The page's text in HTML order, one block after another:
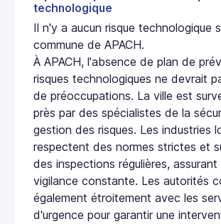
technologique
Il n'y a aucun risque technologique
commune de APACH.
À APACH, l'absence de plan de
risques technologiques ne devrait
de préoccupations. La ville est
près par des spécialistes de la
gestion des risques. Les industries
respectent des normes strictes et
des inspections régulières, assurant
vigilance constante. Les autorités
également étroitement avec les
d'urgence pour garantir une